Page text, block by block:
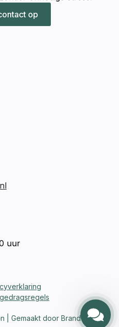
op
uur
| Gemaakt door Brandways